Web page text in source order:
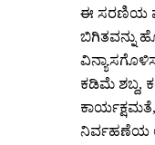
ಈ ಸರಣಿಯ
ಬಿಗಿತವನ್ನು
ಕಡಿಮೆ ಶಬ್ದ,
ನಿರ್ವಹಣೆಯ